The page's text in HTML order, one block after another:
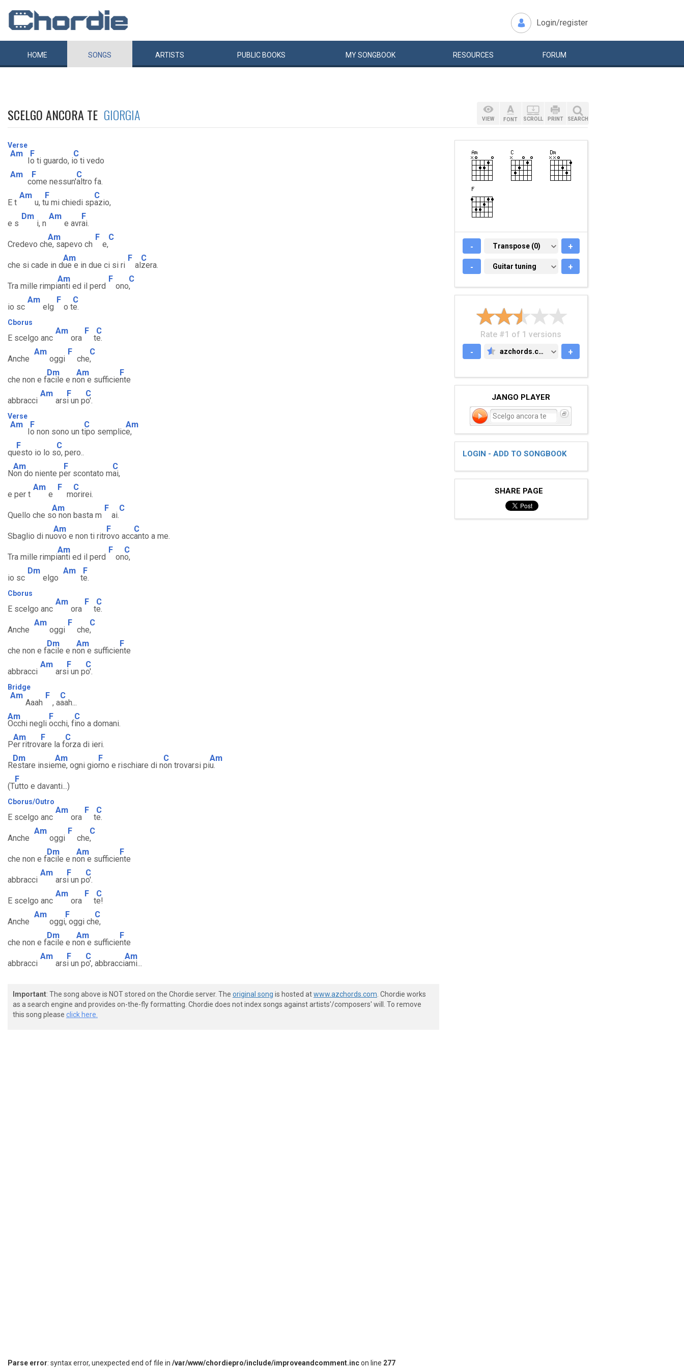
Login/register
HOME SONGS ARTISTS PUBLIC BOOKS MYSONGBOOK RESOURCES FORUM
SCELGO ANCORA TE GIORGIA
Verse
Am
I
F
o ti guardo, i
C
o ti vedo
Am
c
F
ome nessun'
C
altro fa.
E t
Am
u, t
F
u mi chiedi sp
C
azio,
e s
Dm
i, n
Am
e avr
F
ai.
Credevo ch
Am
e, sapevo ch
F
e,
C
che si cade in d
Am
ue e in due ci si ri
F
al
C
zera.
Tra mille rimpi
Am
anti ed il perd
F
ono
C
,
io sc
Am
elg
F
o t
C
e.
Cborus
E scelgo anc
Am
ora
F
t
C
e.
Anche
Am
oggi
F
che
C
,
che non e f
Dm
acile e n
Am
on e sufficie
F
nte
abbracci
Am
ars
F
i un p
C
o'.
Verse
Am
I
F
o non sono un t
C
ipo semplic
Am
e,
qu
F
esto io lo s
C
o, pero..
N
Am
on do niente p
F
er scontato m
C
ai,
e per t
Am
e
F
m
C
orirei.
Quello che s
Am
o non basta m
F
ai.
C
Sbaglio di nu
Am
ovo e non ti ritr
F
ovo acc
C
anto a me.
Tra mille rimpi
Am
anti ed il perd
F
on
C
o,
io sc
Dm
elgo
Am
t
F
e.
Cborus
E scelgo anc
Am
ora
F
t
C
e.
Anche
Am
oggi
F
che
C
,
che non e f
Dm
acile e n
Am
on e sufficie
F
nte
abbracci
Am
ars
F
i un p
C
o'.
Bridge
Am
Aaah
F
, a
C
aah...
Am
Occhi negli
F
occhi, f
C
ino a domani.
P
Am
er ritrov
F
are la f
C
orza di ieri.
R
Dm
estare insie
Am
me, ogni gio
F
rno e rischiare di n
C
on trovarsi pi
Am
u.
(T
F
utto e davanti...)
Cborus/Outro
E scelgo anc
Am
ora
F
t
C
e.
Anche
Am
oggi
F
che
C
,
che non e f
Dm
acile e n
Am
on e sufficie
F
nte
abbracci
Am
ars
F
i un p
C
o'.
E scelgo anc
Am
ora
F
t
C
e!
Anche
Am
oggi
F
, oggi ch
C
e,
che non e f
Dm
acile e n
Am
on e sufficie
F
nte
abbracci
Am
ars
F
i un p
C
o', abbracci
Am
ami...
Important: The song above is NOT stored on the Chordie server. The original song is hosted atwww.azchords.com . Chordie works
as a search engine and provides on-the-fly formatting. Chordie does not index songs against artists'/composers' will. To remove
this song please click here.
VIEW FONT SCROLL PRINT SEARCH
- TRANSPOSE (0)
Transpose (0) +
- GUITAR TUNING
Guitar tuning +
Rate #1 of 1 versions
-
AZCHORDS.COM
azchords.com +
JANGO PLAYER
Scelgo ancora te
LOGIN - ADD TO SONGBOOK
SHARE PAGE
Parse error: syntax error, unexpected end of file in /var/www/chordiepro/include/improveandcomment.incon line 277